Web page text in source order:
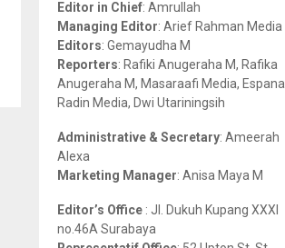
r
:
R
H
Editor in Chief: Amrullah
Managing Editor: Arief Rahman Media
Editors: Gemayudha M
Reporters: Rafiki Anugeraha M, Rafika
Anugeraha M, Masaraafi Media, Espana
Radin Media, Dwi Utariningsih
Administrative & Secretary: Ameerah
Alexa
Marketing Manager: Anisa Maya M
Editor’s Office : Jl. Dukuh Kupang XXXI
no.46A Surabaya